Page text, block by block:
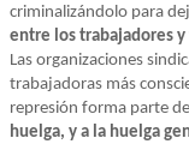
criminalizándolo para
entre los trabajadores y
Las organizaciones
trabajadoras más
represión forma parte
huelga, y a la huelga